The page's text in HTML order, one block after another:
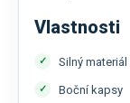
Vlastnosti
Silný materiál
Boční kapsy